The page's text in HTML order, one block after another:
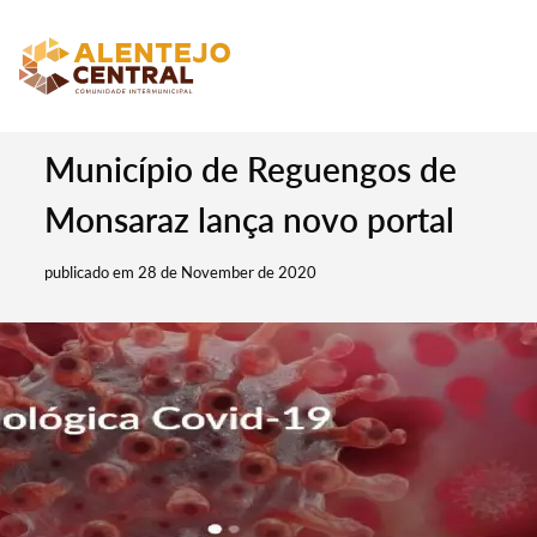
Município de Reguengos de
Monsaraz lança novo portal
publicado em 28 de November de 2020